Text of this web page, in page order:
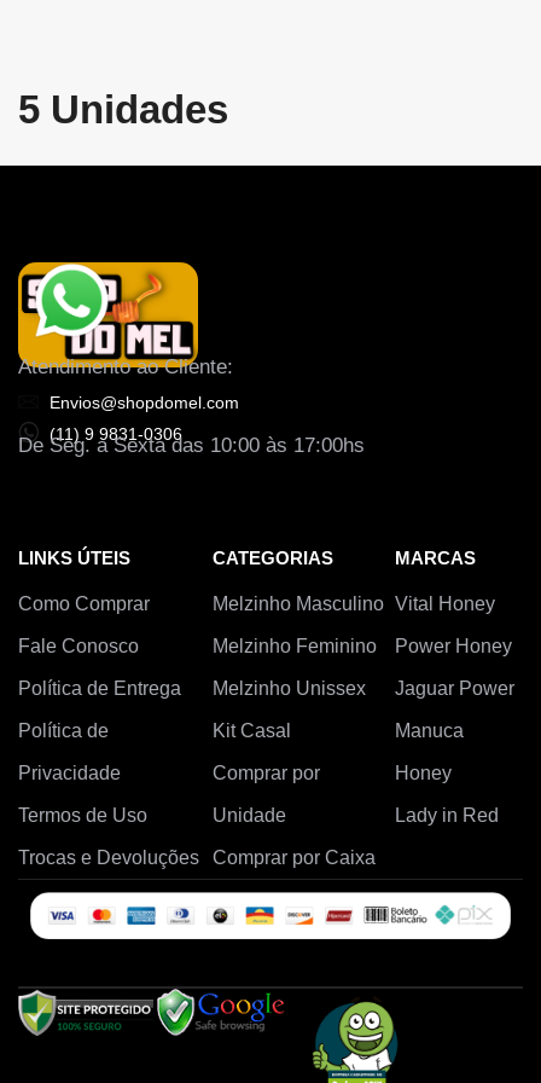
5 Unidades
Atendimento ao Cliente:
Envios@shopdomel.com
(11) 9 9831-0306
De Seg. a Sexta das 10:00 às 17:00hs
LINKS ÚTEIS
Como Comprar
Fale Conosco
Política de Entrega
Política de
Privacidade
Termos de Uso
Trocas e Devoluções
CATEGORIAS
Melzinho Masculino
Melzinho Feminino
Melzinho Unissex
Kit Casal
Comprar por
Unidade
Comprar por Caixa
MARCAS
Vital Honey
Power Honey
Jaguar Power
Manuca
Honey
Lady in Red